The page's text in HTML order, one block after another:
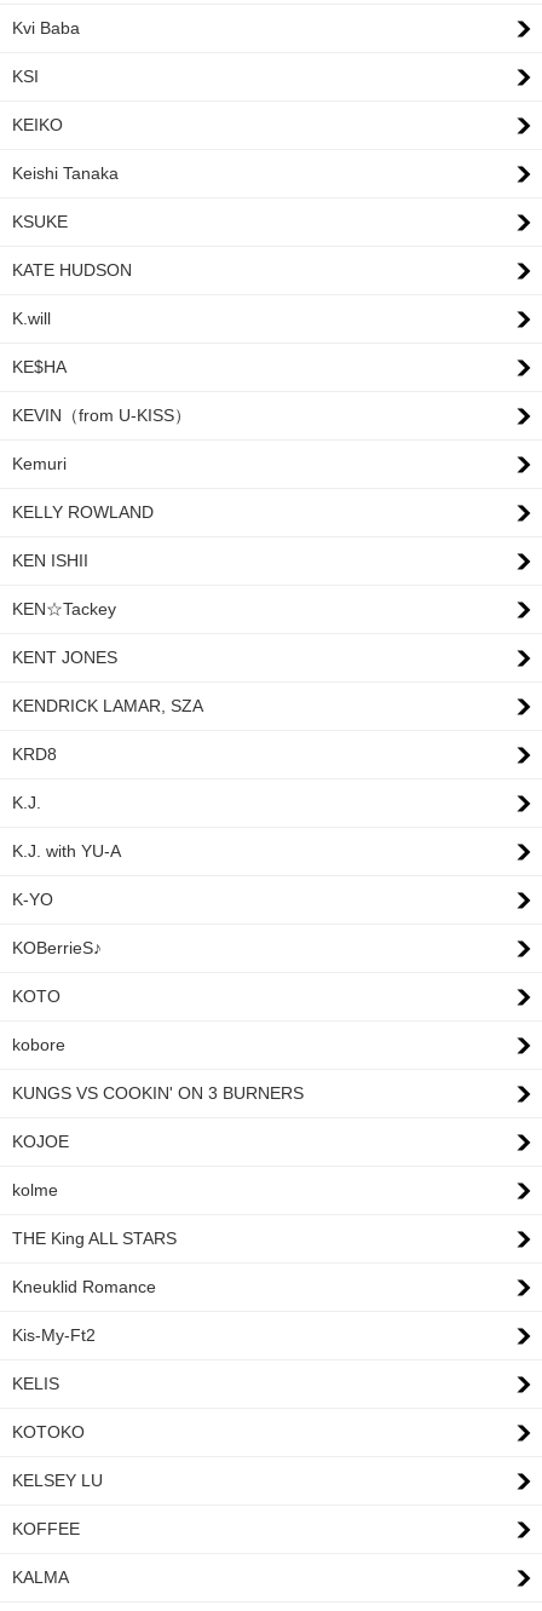
Kvi Baba
KSI
KEIKO
Keishi Tanaka
KSUKE
KATE HUDSON
K.will
KE$HA
KEVIN（from U-KISS）
Kemuri
KELLY ROWLAND
KEN ISHII
KEN☆Tackey
KENT JONES
KENDRICK LAMAR, SZA
KRD8
K.J.
K.J. with YU-A
K-YO
KOBerrieS♪
KOTO
kobore
KUNGS VS COOKIN' ON 3 BURNERS
KOJOE
kolme
THE King ALL STARS
Kneuklid Romance
Kis-My-Ft2
KELIS
KOTOKO
KELSEY LU
KOFFEE
KALMA